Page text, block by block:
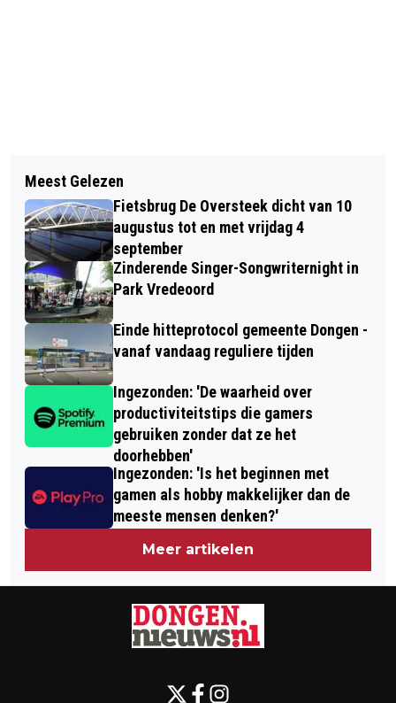
PRIJSUITREIKING ROPARUN
DOORKOMST DONGEN
DERDE OVERWINNING OP RIJ VOOR
LARS WETERINGS
Meest Gelezen
Fietsbrug De Oversteek dicht van 10
augustus tot en met vrijdag 4
september
Zinderende Singer-Songwriternight in
Park Vredeoord
Einde hitteprotocol gemeente Dongen -
vanaf vandaag reguliere tijden
Ingezonden: 'De waarheid over
productiviteitstips die gamers
gebruiken zonder dat ze het
doorhebben'
Ingezonden: 'Is het beginnen met
gamen als hobby makkelijker dan de
meeste mensen denken?'
Meer artikelen